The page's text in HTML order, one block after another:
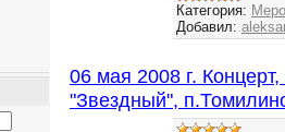
Категория:
Добавил:
06 мая 2008 г.
"Звездный",